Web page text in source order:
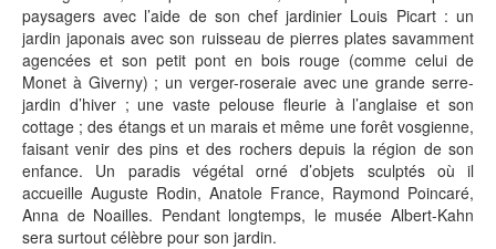
paysagers avec l’aide de son chef jardinier Louis Picart : un
jardin japonais avec son ruisseau de pierres plates savamment
agencées et son petit pont en bois rouge (comme celui de
Monet à Giverny) ; un verger-roseraie avec une grande serre-
jardin d’hiver ; une vaste pelouse fleurie à l’anglaise et son
cottage ; des étangs et un marais et même une forêt vosgienne,
faisant venir des pins et des rochers depuis la région de son
enfance. Un paradis végétal orné d’objets sculptés où il
accueille Auguste Rodin, Anatole France, Raymond Poincaré,
Anna de Noailles. Pendant longtemps, le musée Albert-Kahn
sera surtout célèbre pour son jardin.